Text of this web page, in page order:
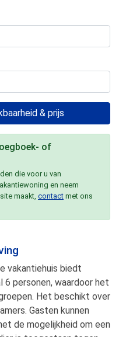
& prijs
of
die voor u van
en neem
maakt, contact met ons
vakantiehuis biedt
personen, waardoor het
Het beschikt over
Gasten kunnen
de mogelijkheid om een